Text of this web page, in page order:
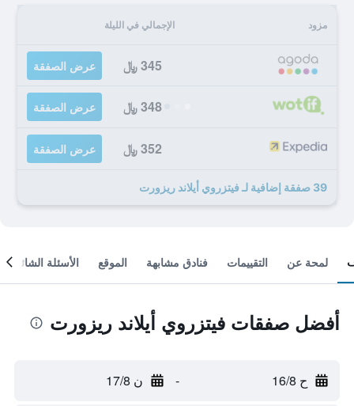
مزود الإجمالي في الليلة
345 ﷼ عرض الصفقة
348 ﷼ عرض الصفقة
352 ﷼ عرض الصفقة
39 صفقة إضافية لـ فيتزروي أيلاند ريزورت
لمحة عن التقييمات فنادق مشابهة الموقع الأسئلة الشائعة
أفضل صفقات فيتزروي أيلاند ريزورت
ح 16/8 - ن 17/8